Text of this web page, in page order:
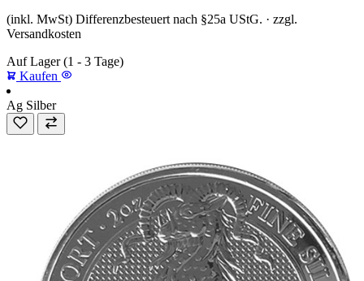
(inkl. MwSt) Differenzbesteuert nach §25a UStG. · zzgl.
Versandkosten
Auf Lager (1 - 3 Tage)
Kaufen
Ag Silber